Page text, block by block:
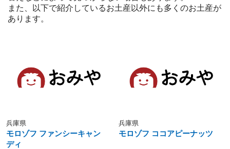
また、以下で紹介しているお土産以外にも多くのお土産が
あります。
兵庫県
モロゾフ ファンシーキャン
ディ
兵庫県
モロゾフ ココアピーナッツ